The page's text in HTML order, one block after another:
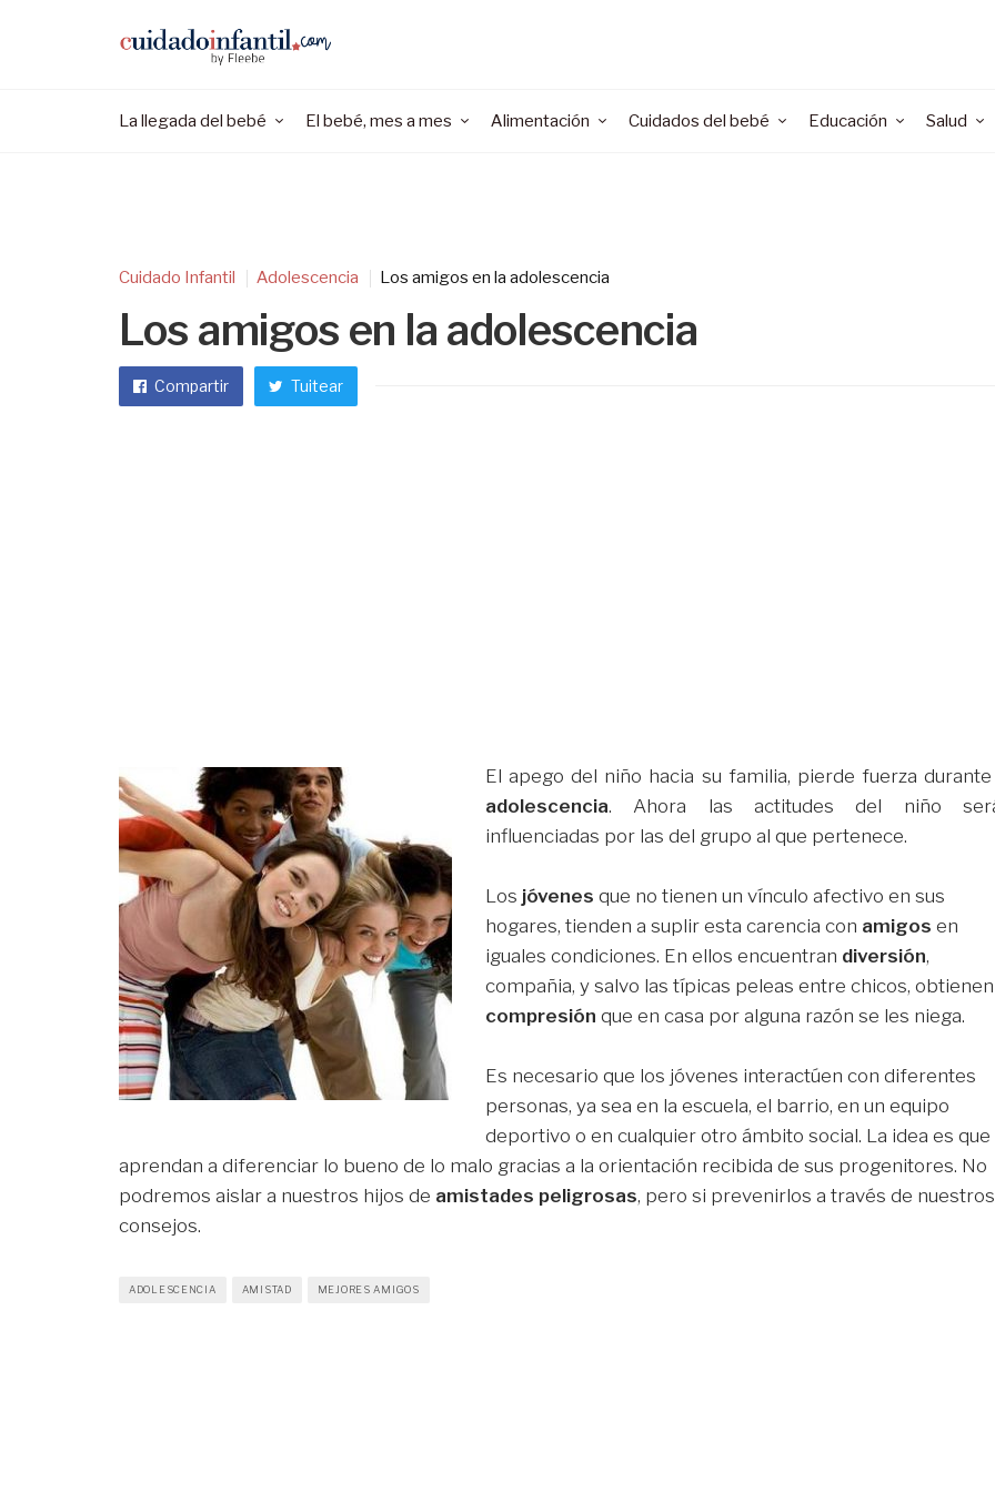
La llegada del bebé El bebé, mes a mes Alimentación Cuidados del bebé Educación Salud
Cuidado Infantil Adolescencia Los amigos en la adolescencia
Los amigos en la adolescencia
Compartir Tuitear
El apego del niño hacia su familia, pierde fuerza durante
adolescencia. Ahora las actitudes del niño
influenciadas por las del grupo al que pertenece.
Los jóvenes que no tienen un vínculo afectivo en sus
hogares, tienden a suplir esta carencia con amigos en
iguales condiciones. En ellos encuentran diversión,
compañia, y salvo las típicas peleas entre chicos, obtienen
compresión que en casa por alguna razón se les niega.
Es necesario que los jóvenes interactúen con diferentes
personas, ya sea en la escuela, el barrio, en un equipo
deportivo o en cualquier otro ámbito social. La idea es que
aprendan a diferenciar lo bueno de lo malo gracias a la orientación recibida de sus progenitores. No
podremos aislar a nuestros hijos de amistades peligrosas, pero si prevenirlos a través de nuestros
consejos.
ADOLESCENCIA AMISTAD MEJORES AMIGOS